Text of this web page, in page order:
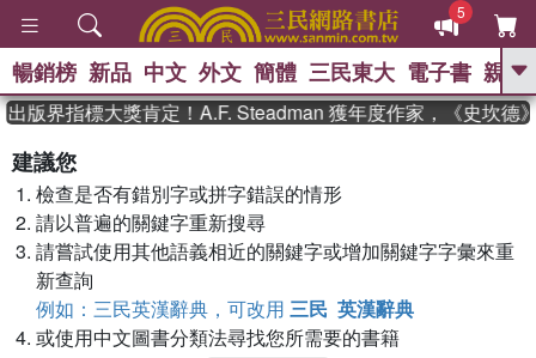
5
GO
推薦 、 國際布克獎 臺灣漫遊錄
念華
孩：黎曼猜想 、 偉大的迷走神經
暢銷榜 新品 中文 外文 簡體 三民東大 電子書 親子
版界指標大獎肯定！A.F. Steadman 獲年度作家，《史坎德
建議您
檢查是否有錯別字或拼字錯誤的情形
請以普遍的關鍵字重新搜尋
請嘗試使用其他語義相近的關鍵字或增加關鍵字字彙來重
新查詢
例如：三民英漢辭典，可改用 三民 英漢辭典
或使用中文圖書分類法尋找您所需要的書籍